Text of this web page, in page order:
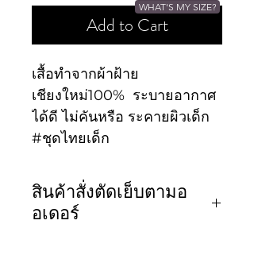
Add to Cart
เสื้อทำจากผ้าฝ้าย
เชียงใหม่100% ระบายอากาศ
ได้ดี ไม่คันหรือ ระคายผิวเด็ก
#ชุดไทยเด็ก
สินค้าสั่งตัดเย็บตามอ
อเดอร์
WHAT'S MY SIZE?